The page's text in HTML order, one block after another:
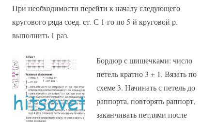
При необходимости перейти к началу следующего
кругового ряда соед. ст. С 1-го по 5-й круговой р.
выполнить 1 раз.
Бордюр с шишечками: число
петель кратно 3 + 1. Вязать по
схеме 3. Начинать с петель до
раппорта, повторять раппорт,
заканчивать петлями после